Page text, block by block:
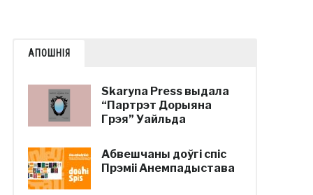
АПОШНІЯ
Skaryna Press выдала
“Партрэт Дорыяна
Грэя” Уайльда
Абвешчаны доўгі спіс
Прэміі Анемпадыстава